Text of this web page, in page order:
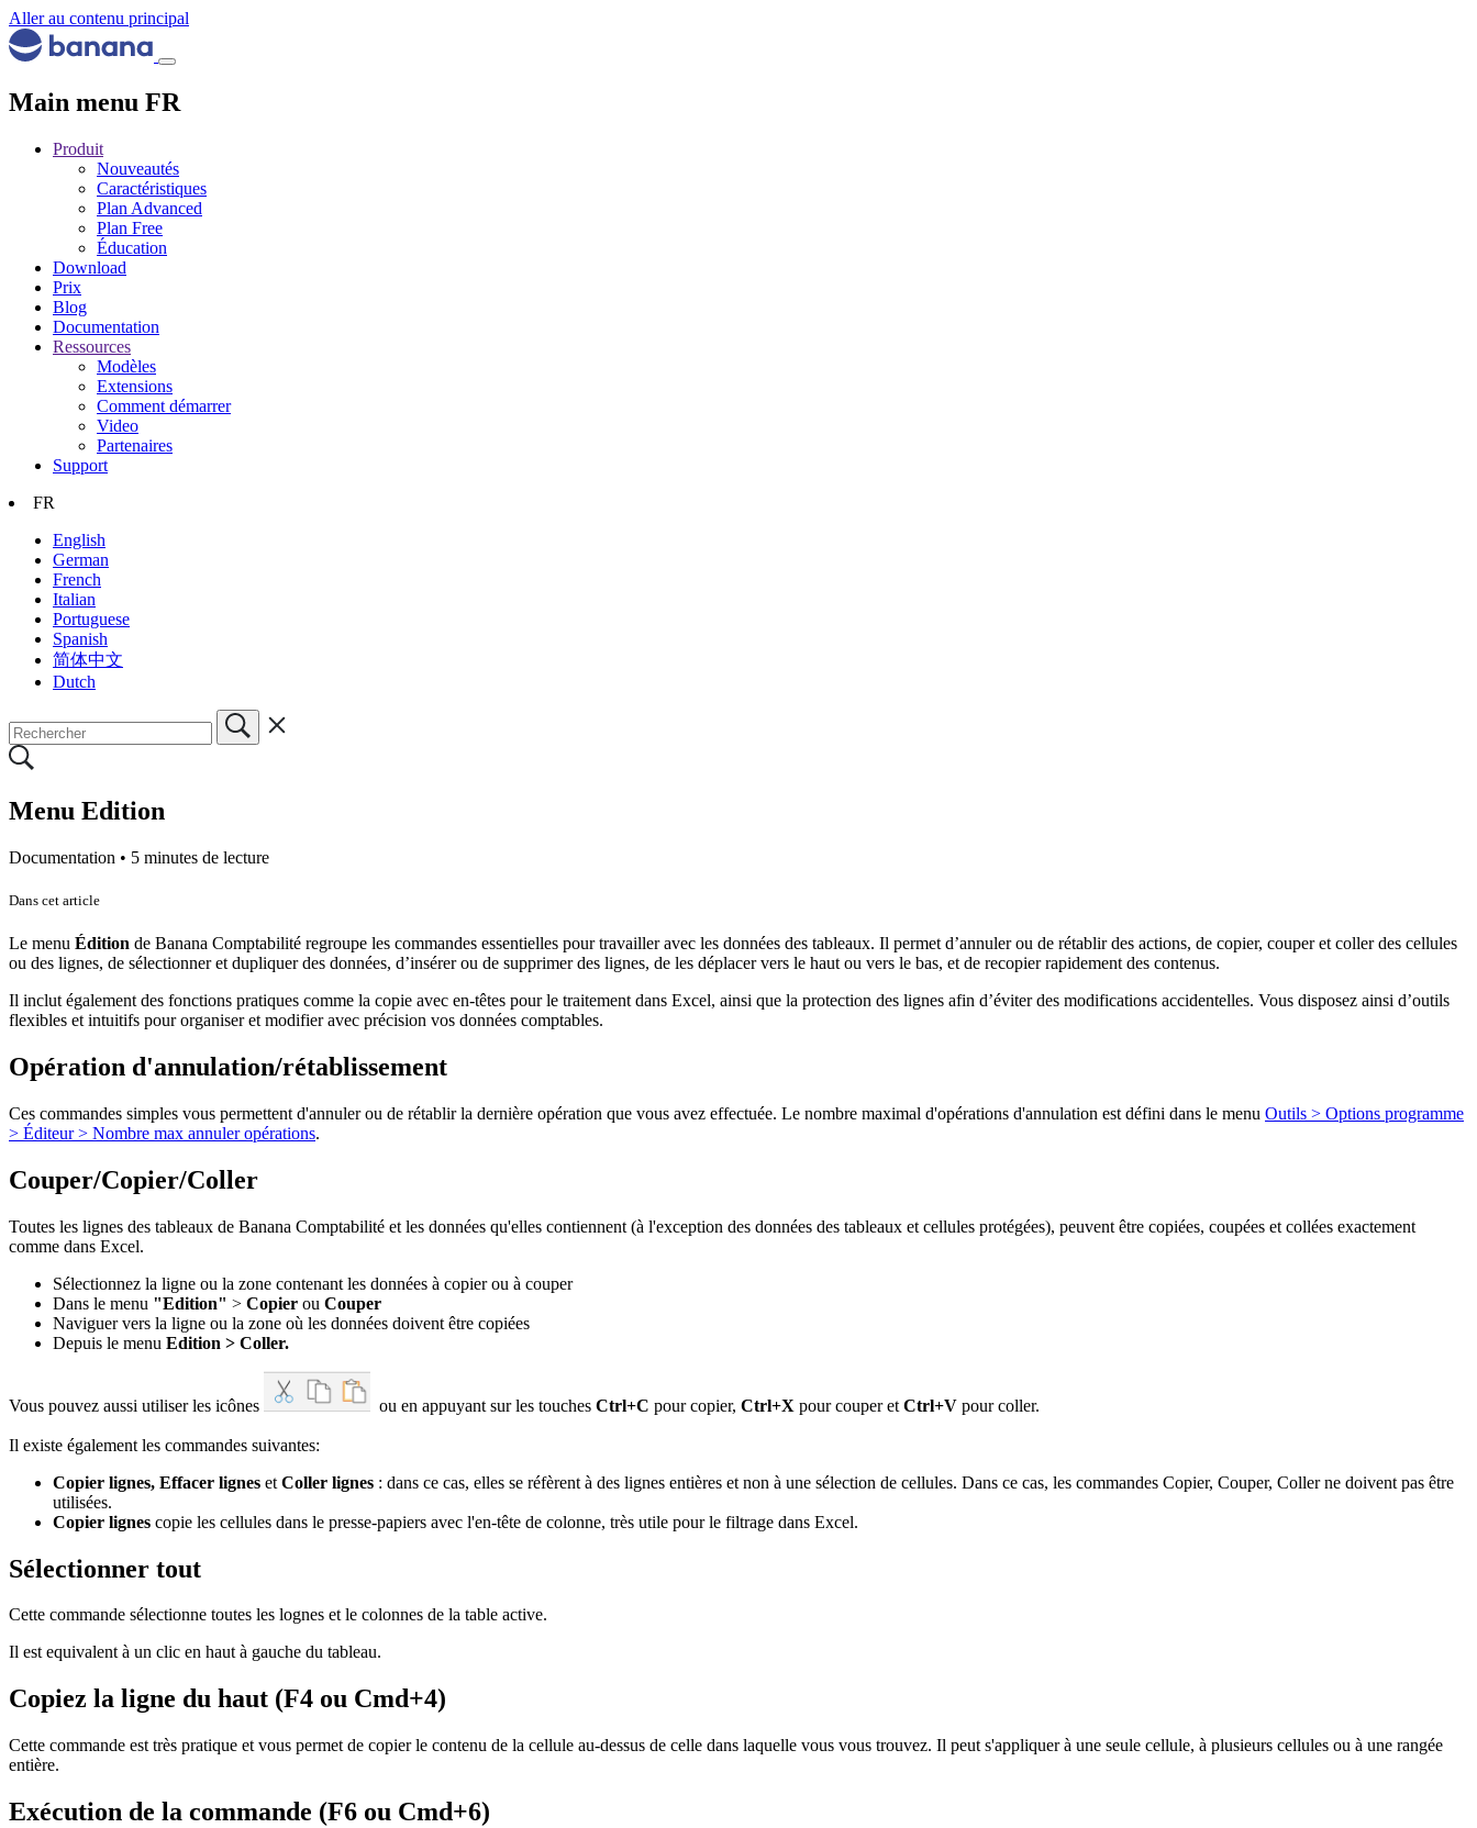
Aller au contenu principal
Main menu FR
Produit
Nouveautés
Caractéristiques
Plan Advanced
Plan Free
Éducation
Download
Prix
Blog
Documentation
Ressources
Modèles
Extensions
Comment démarrer
Video
Partenaires
Support
FR
English
German
French
Italian
Portuguese
Spanish
简体中文
Dutch
Menu Edition
Documentation • 5 minutes de lecture
Dans cet article
Le menu Édition de Banana Comptabilité regroupe les commandes essentielles pour travailler avec les données des tableaux. Il permet d’annuler ou de rétablir des actions, de copier, couper et coller des cellules
ou des lignes, de sélectionner et dupliquer des données, d’insérer ou de supprimer des lignes, de les déplacer vers le haut ou vers le bas, et de recopier rapidement des contenus.
Il inclut également des fonctions pratiques comme la copie avec en-têtes pour le traitement dans Excel, ainsi que la protection des lignes afin d’éviter des modifications accidentelles. Vous disposez ainsi d’outils
flexibles et intuitifs pour organiser et modifier avec précision vos données comptables.
Opération d'annulation/rétablissement
Ces commandes simples vous permettent d'annuler ou de rétablir la dernière opération que vous avez effectuée. Le nombre maximal d'opérations d'annulation est défini dans le menu Outils > Options programme
> Éditeur > Nombre max annuler opérations.
Couper/Copier/Coller
Toutes les lignes des tableaux de Banana Comptabilité et les données qu'elles contiennent (à l'exception des données des tableaux et cellules protégées), peuvent être copiées, coupées et collées exactement
comme dans Excel.
Sélectionnez la ligne ou la zone contenant les données à copier ou à couper
Dans le menu "Edition" > Copier ou Couper
Naviguer vers la ligne ou la zone où les données doivent être copiées
Depuis le menu Edition > Coller.
Vous pouvez aussi utiliser les icônes ou en appuyant sur les touches Ctrl+C pour copier, Ctrl+X pour couper et Ctrl+V pour coller.
Il existe également les commandes suivantes:
Copier lignes, Effacer lignes et Coller lignes : dans ce cas, elles se réfèrent à des lignes entières et non à une sélection de cellules. Dans ce cas, les commandes Copier, Couper, Coller ne doivent pas être
utilisées.
Copier lignes copie les cellules dans le presse-papiers avec l'en-tête de colonne, très utile pour le filtrage dans Excel.
Sélectionner tout
Cette commande sélectionne toutes les lognes et le colonnes de la table active.
Il est equivalent à un clic en haut à gauche du tableau.
Copiez la ligne du haut (F4 ou Cmd+4)
Cette commande est très pratique et vous permet de copier le contenu de la cellule au-dessus de celle dans laquelle vous vous trouvez. Il peut s'appliquer à une seule cellule, à plusieurs cellules ou à une rangée
entière.
Exécution de la commande (F6 ou Cmd+6)